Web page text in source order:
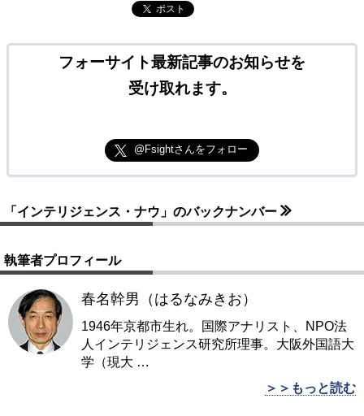
ポスト
フォーサイト最新記事のお知らせを
受け取れます。
@Fsightさんをフォロー
「インテリジェンス・ナウ」のバックナンバー
執筆者プロフィール
春名幹男（はるなみきお）
1946年京都市生れ。国際アナリスト、NPO法
人インテリジェンス研究所理事。大阪外国語大
学（現大 …
＞＞もっと読む